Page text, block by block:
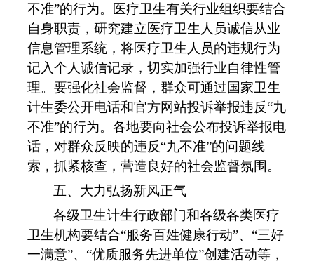
不准”的行为。医疗卫生有关行业组织要结合
自身职责，研究建立医疗卫生人员诚信从业
信息管理系统，将医疗卫生人员的违规行为
记入个人诚信记录，切实加强行业自律性管
理。要强化社会监督，群众可通过国家卫生
计生委公开电话和官方网站投诉举报违反“九
不准”的行为。各地要向社会公布投诉举报电
话，对群众反映的违反“九不准”的问题线
索，抓紧核查，营造良好的社会监督氛围。
五、大力弘扬新风正气
各级卫生计生行政部门和各级各类医疗
卫生机构要结合“服务百姓健康行动”、 “三好
一满意”、 “优质服务先进单位”创建活动等，